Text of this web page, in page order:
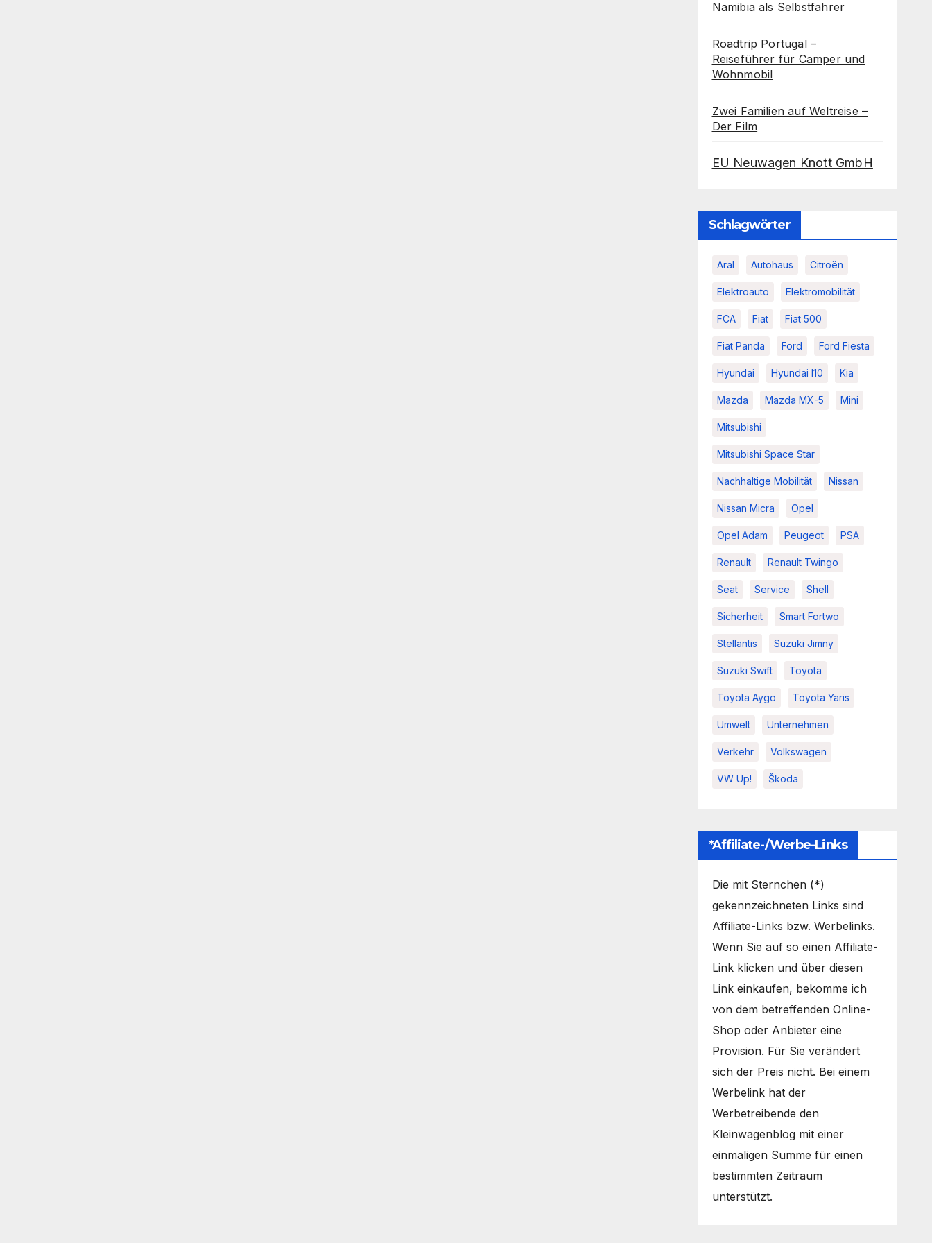
Namibia als Selbstfahrer
Roadtrip Portugal –
Reiseführer für Camper und
Wohnmobil
Zwei Familien auf Weltreise –
Der Film
EU Neuwagen Knott GmbH
Schlagwörter
Aral Autohaus Citroën
Elektroauto Elektromobilität
FCA Fiat Fiat 500
Fiat Panda Ford Ford Fiesta
Hyundai Hyundai I10 Kia
Mazda Mazda MX-5 Mini
Mitsubishi
Mitsubishi Space Star
Nachhaltige Mobilität Nissan
Nissan Micra Opel
Opel Adam Peugeot PSA
Renault Renault Twingo
Seat Service Shell
Sicherheit Smart Fortwo
Stellantis Suzuki Jimny
Suzuki Swift Toyota
Toyota Aygo Toyota Yaris
Umwelt Unternehmen
Verkehr Volkswagen
VW Up! Škoda
*Affiliate-/Werbe-Links
Die mit Sternchen (*)
gekennzeichneten Links sind
Affiliate-Links bzw. Werbelinks.
Wenn Sie auf so einen Affiliate-
Link klicken und über diesen
Link einkaufen, bekomme ich
von dem betreffenden Online-
Shop oder Anbieter eine
Provision. Für Sie verändert
sich der Preis nicht. Bei einem
Werbelink hat der
Werbetreibende den
Kleinwagenblog mit einer
einmaligen Summe für einen
bestimmten Zeitraum
unterstützt.